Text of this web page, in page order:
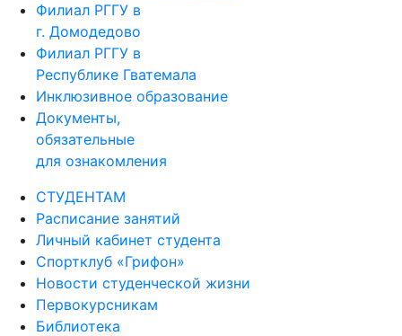
Филиал РГГУ в
г. Домодедово
Филиал РГГУ в
Республике Гватемала
Инклюзивное образование
Документы,
обязательные
для ознакомления
СТУДЕНТАМ
Расписание занятий
Личный кабинет студента
Спортклуб «Грифон»
Новости студенческой жизни
Первокурсникам
Библиотека